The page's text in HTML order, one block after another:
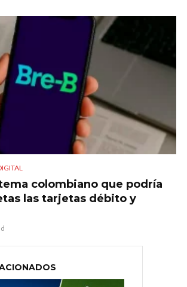
colombiano que podría
las tarjetas débito y